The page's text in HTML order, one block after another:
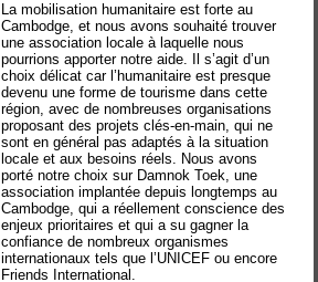
La mobilisation humanitaire est forte au
Cambodge, et nous avons souhaité trouver
une association locale à laquelle nous
pourrions apporter notre aide. Il s’agit d’un
choix délicat car l’humanitaire est presque
devenu une forme de tourisme dans cette
région, avec de nombreuses organisations
proposant des projets clés-en-main, qui ne
sont en général pas adaptés à la situation
locale et aux besoins réels. Nous avons
porté notre choix sur Damnok Toek, une
association implantée depuis longtemps au
Cambodge, qui a réellement conscience des
enjeux prioritaires et qui a su gagner la
confiance de nombreux organismes
internationaux tels que l’UNICEF ou encore
Friends International.